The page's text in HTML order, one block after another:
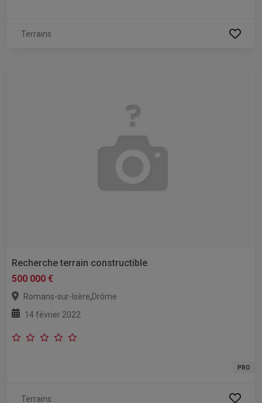
Terrains
Recherche terrain constructible
500 000 €
Romans-sur-Isère,Drôme
14 février 2022
PRO
Terrains